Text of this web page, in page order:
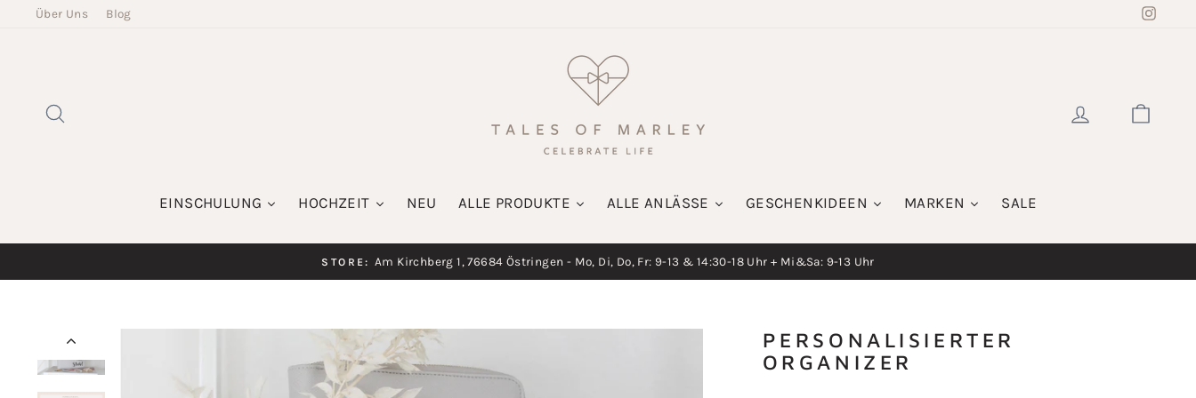
DirektÜber Uns Blog
EINSCHULUNG HOCHZEIT NEU ALLE PRODUKTE ALLE ANLÄSSE GESCHENKIDEEN MARKEN SALE
STORE: Am Kirchberg 1, 76684 Östringen - Mo, Di, Do, Fr: 9-13 & 14:30-18 Uhr + Mi&Sa: 9-13 Uhr
PERSONALISIERTER
ORGANIZER